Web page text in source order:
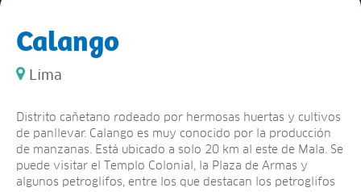
Calango
Lima
Distrito cañetano rodeado por hermosas huertas y cultivos
de panllevar. Calango es muy conocido por la producción
de manzanas. Está ubicado a solo 20 km al este de Mala. Se
puede visitar el Templo Colonial, la Plaza de Armas y
algunos petroglifos, entre los que destacan los petroglifos